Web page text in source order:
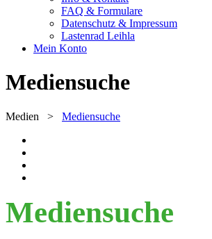
FAQ & Formulare
Datenschutz & Impressum
Lastenrad Leihla
Mein Konto
Mediensuche
Medien > Mediensuche
Mediensuche